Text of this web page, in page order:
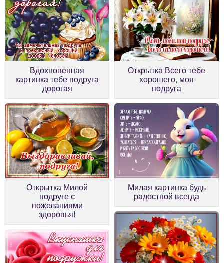
Вдохновенная
картинка тебе подруга
дорогая
Открытка Всего тебе
хорошего, моя
подруга
Открытка Милой
подруге с
пожеланиями
здоровья!
Милая картинка будь
радостной всегда